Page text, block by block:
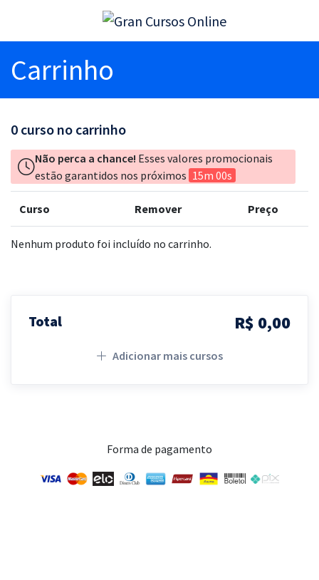
Carrinho
0 curso no carrinho
Não perca a chance! Esses valores promocionais
estão garantidos nos próximos 15m 00s
Curso Remover Preço
Nenhum produto foi incluído no carrinho.
Total R$ 0,00
Adicionar mais cursos
Forma de pagamento